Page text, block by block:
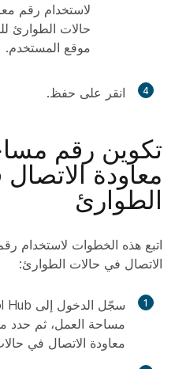
لاستخدام رقم
حالات الطوارئ
موقع المستخدم.
4 انقر على حفظ.
تكوين رقم
معاودة
الطوارئ
اتبع هذه الخطوات لاستخدام
الاتصال في حالات الطوارئ:
1
مساحة العمل، ثم حدد
معاودة الاتصال في